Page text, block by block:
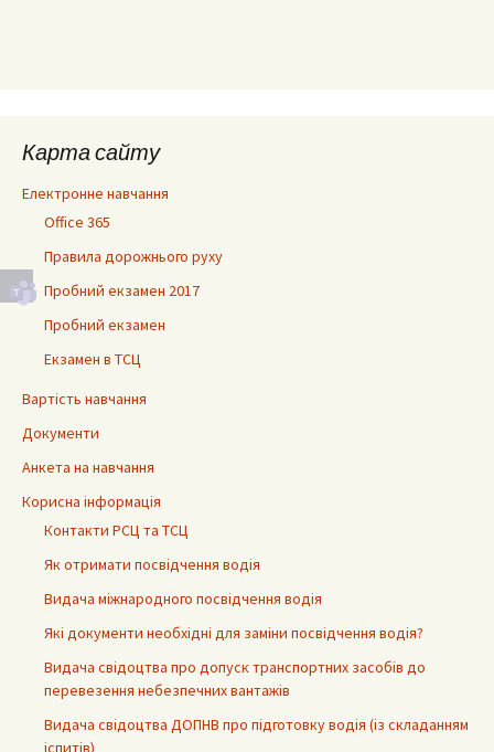
Карта сайту
Електронне навчання
Office 365
Правила дорожнього руху
Пробний екзамен 2017
Пробний екзамен
Екзамен в ТСЦ
Вартість навчання
Документи
Анкета на навчання
Корисна інформація
Контакти РСЦ та ТСЦ
Як отримати посвідчення водія
Видача міжнародного посвідчення водія
Які документи необхідні для заміни посвідчення водія?
Видача свідоцтва про допуск транспортних засобів до
перевезення небезпечних вантажів
Видача свідоцтва ДОПНВ про підготовку водія (із складанням
іспитів)